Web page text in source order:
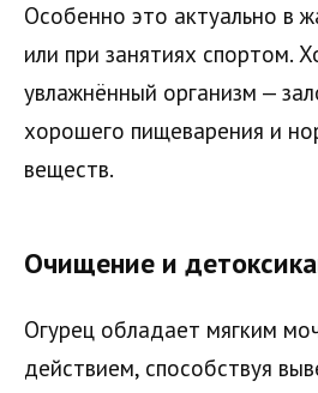
Особенно это актуально в
или при занятиях спортом.
увлажнённый организм —
хорошего пищеварения и
веществ.
Очищение и
Огурец обладает мягким
действием, способствуя